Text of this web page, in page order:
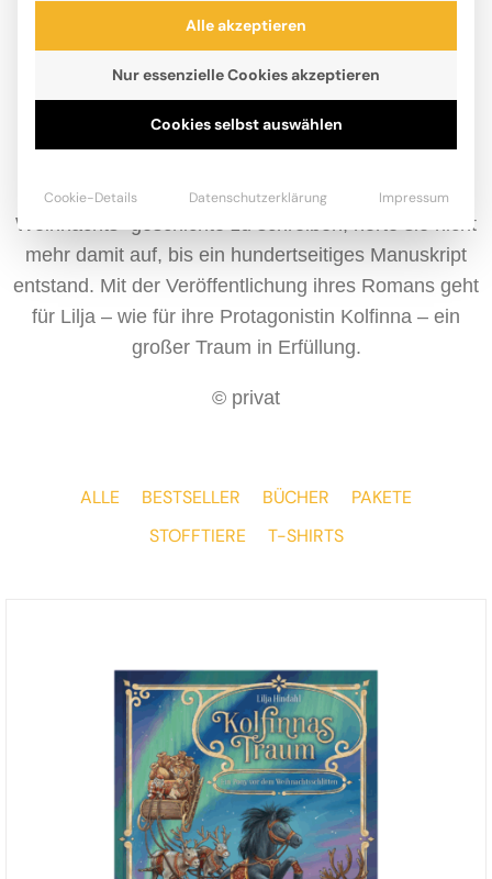
Lilja Hindahl, geboren 2010, liebt Bücher und Tiere,
Corona-Lockdown die Hausaufgabe bekam, eine
Weihnachts- geschichte zu schreiben, hörte sie nicht
mehr damit auf, bis ein hundertseitiges Manuskript
entstand. Mit der Veröffentlichung ihres Romans geht
für Lilja – wie für ihre Protagonistin Kolfinna – ein
großer Traum in Erfüllung.
© privat
ALLE BESTSELLER BÜCHER
PAKETE
STOFFTIERE
T-SHIRTS
Alle akzeptieren
Nur essenzielle Cookies akzeptieren
Cookies selbst auswählen
Cookie-Details Datenschutzerklärung Impressum